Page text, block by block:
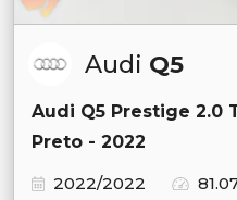
Audi Q5
Audi Q5 Prestige 2.0
Preto - 2022
2022/2022